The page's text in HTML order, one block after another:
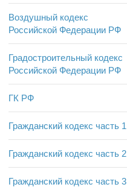
Воздушный кодекс
Российской Федерации РФ
Градостроительный кодекс
Российской Федерации РФ
ГК РФ
Гражданский кодекс часть 1
Гражданский кодекс часть 2
Гражданский кодекс часть 3